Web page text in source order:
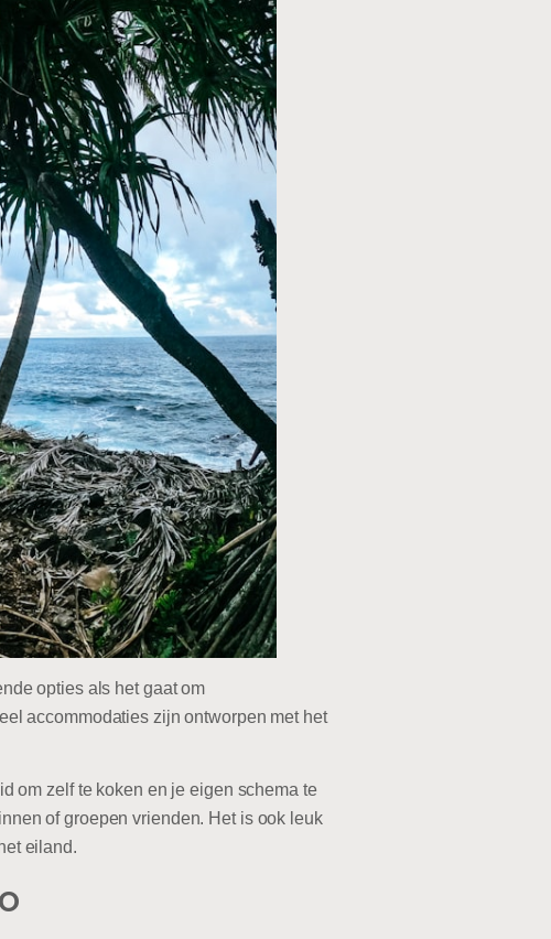
opties als het gaat om
accommodaties zijn ontworpen met het
om zelf te koken en je eigen schema te
of groepen vrienden. Het is ook leuk
eiland.